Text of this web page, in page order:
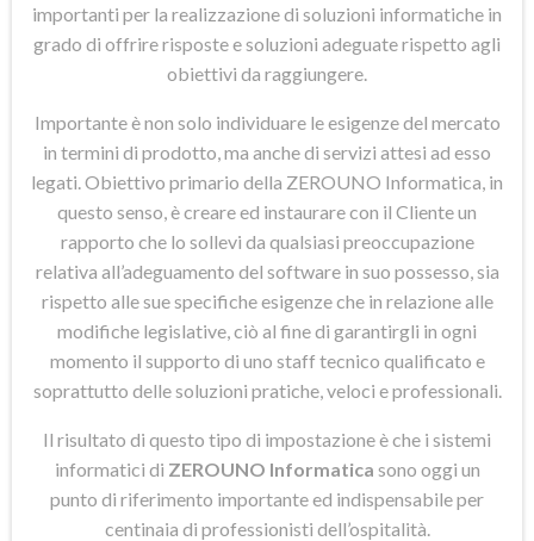
importanti per la realizzazione di soluzioni informatiche in
grado di offrire risposte e soluzioni adeguate rispetto agli
obiettivi da raggiungere.
Importante è non solo individuare le esigenze del mercato
in termini di prodotto, ma anche di servizi attesi ad esso
legati. Obiettivo primario della ZEROUNO Informatica, in
questo senso, è creare ed instaurare con il Cliente un
rapporto che lo sollevi da qualsiasi preoccupazione
relativa all’adeguamento del software in suo possesso, sia
rispetto alle sue specifiche esigenze che in relazione alle
modifiche legislative, ciò al fine di garantirgli in ogni
momento il supporto di uno staff tecnico qualificato e
soprattutto delle soluzioni pratiche, veloci e professionali.
Il risultato di questo tipo di impostazione è che i sistemi
informatici di ZEROUNO Informatica sono oggi un
punto di riferimento importante ed indispensabile per
centinaia di professionisti dell’ospitalità.